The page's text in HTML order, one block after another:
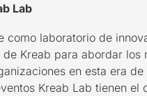
Lab
como laboratorio de
Kreab para abordar los
en esta era
Kreab Lab tienen el